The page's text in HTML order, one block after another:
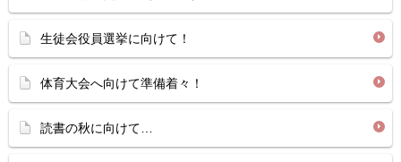
生徒会役員選挙に向けて！
体育大会へ向けて準備着々！
読書の秋に向けて…